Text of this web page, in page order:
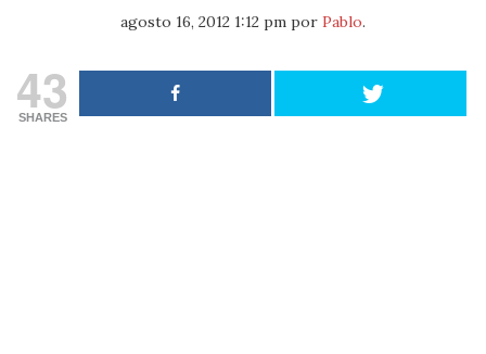
agosto 16, 2012 1:12 pm por Pablo.
43
SHARES